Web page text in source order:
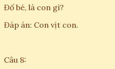
Đố bé, là con gì?
Đáp án: Con vịt con.
Câu 8: